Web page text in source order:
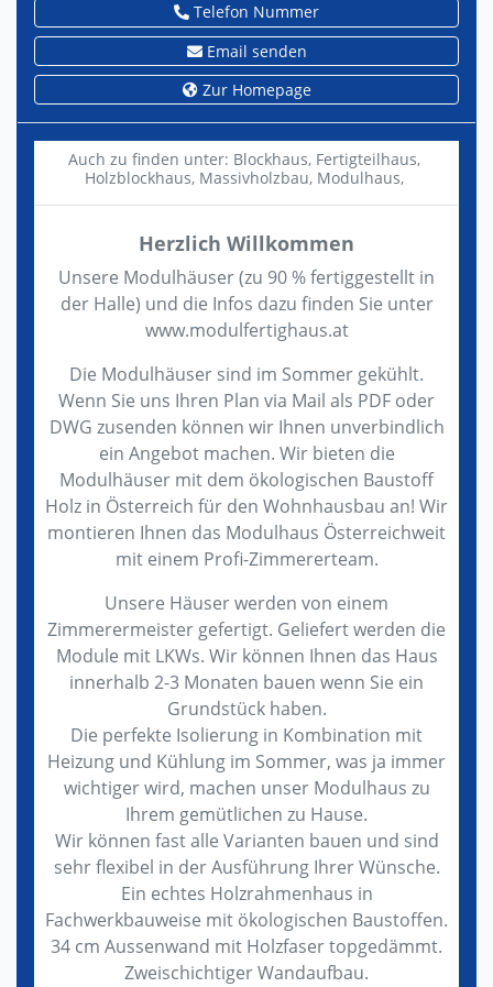
Telefon Nummer
Email senden
Zur Homepage
Auch zu finden unter: Blockhaus, Fertigteilhaus,
Holzblockhaus, Massivholzbau, Modulhaus,
Herzlich Willkommen
Unsere Modulhäuser (zu 90 % fertiggestellt in
der Halle) und die Infos dazu finden Sie unter
www.modulfertighaus.at
Die Modulhäuser sind im Sommer gekühlt.
Wenn Sie uns Ihren Plan via Mail als PDF oder
DWG zusenden können wir Ihnen unverbindlich
ein Angebot machen. Wir bieten die
Modulhäuser mit dem ökologischen Baustoff
Holz in Österreich für den Wohnhausbau an! Wir
montieren Ihnen das Modulhaus Österreichweit
mit einem Profi-Zimmererteam.
Unsere Häuser werden von einem
Zimmerermeister gefertigt. Geliefert werden die
Module mit LKWs. Wir können Ihnen das Haus
innerhalb 2-3 Monaten bauen wenn Sie ein
Grundstück haben.
Die perfekte Isolierung in Kombination mit
Heizung und Kühlung im Sommer, was ja immer
wichtiger wird, machen unser Modulhaus zu
Ihrem gemütlichen zu Hause.
Wir können fast alle Varianten bauen und sind
sehr flexibel in der Ausführung Ihrer Wünsche.
Ein echtes Holzrahmenhaus in
Fachwerkbauweise mit ökologischen Baustoffen.
34 cm Aussenwand mit Holzfaser topgedämmt.
Zweischichtiger Wandaufbau.